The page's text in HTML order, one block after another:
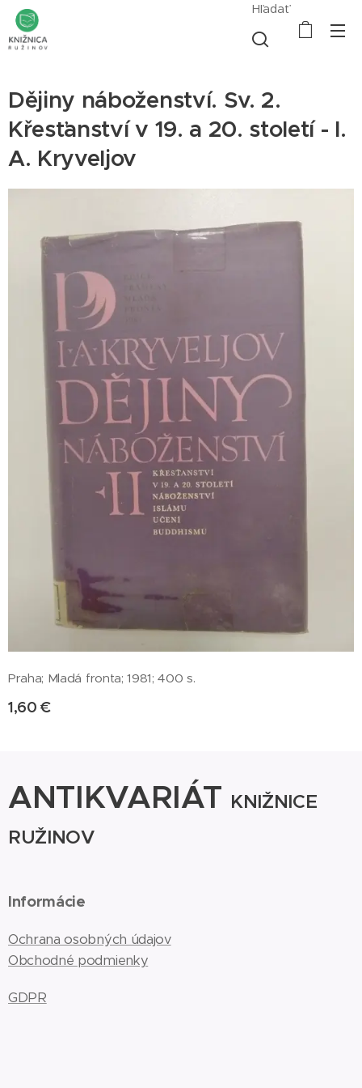
Hľadať
Dějiny náboženství. Sv. 2.
Křesťanství v 19. a 20. století - I.
A. Kryveljov
Praha; Mladá fronta; 1981; 400 s.
1,60 €
ANTIKVARIÁT KNIŽNICE
RUŽINOV
Informácie
Ochrana osobných údajov
Obchodné podmienky
GDPR